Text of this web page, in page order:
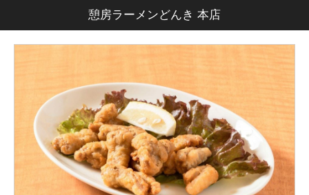
憩房ラーメンどんき 本店